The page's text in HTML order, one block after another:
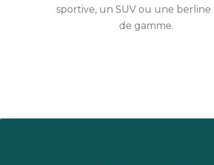
sportive, un SUV ou une
de gamme.